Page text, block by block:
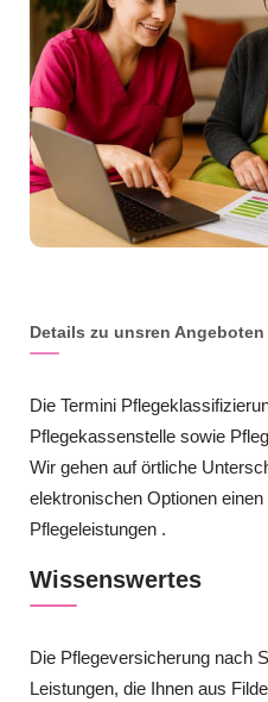
Details zu unsren Angeboten
Die Termini
Pflegekassenstelle sowie
Wir gehen auf örtliche
elektronischen Optionen
Pflegeleistungen .
Wissenswertes
Die Pflegeversicherung nach
Leistungen, die Ihnen aus